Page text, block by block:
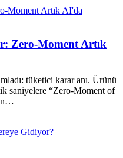
Zero-Moment Artık
tüketici karar anı. Ürünü
saniyelere “Zero-Moment of